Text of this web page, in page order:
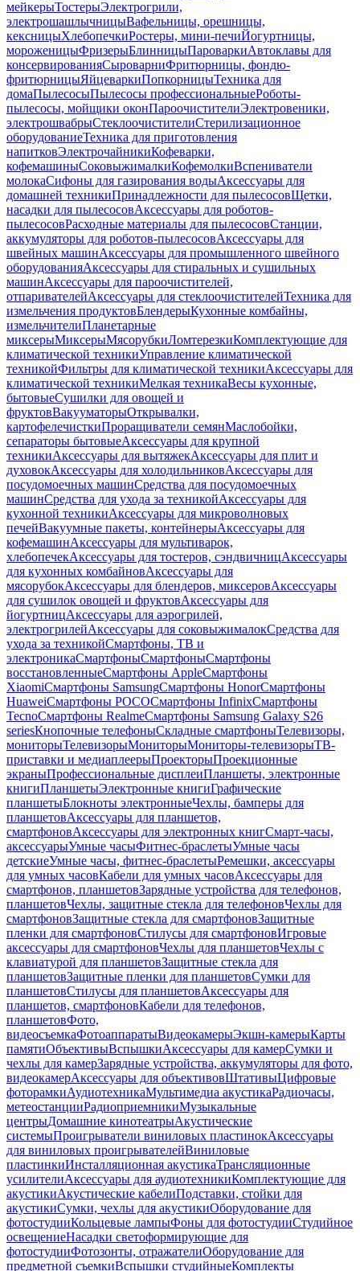
мейкерыТостерыЭлектрогрили,
электрошашлычницыВафельницы, орешницы,
кексницыХлебопечкиРостеры, мини-печиЙогуртницы,
мороженицыФризерыБлинницыПароваркиАвтоклавы для
консервированияСыроварниФритюрницы, фондю-
фритюрницыЯйцеваркиПопкорницыТехника для
домаПылесосыПылесосы профессиональныеРоботы-
пылесосы, мойщики оконПароочистителиЭлектровеники,
электрошвабрыСтеклоочистителиСтерилизационное
оборудованиеТехника для приготовления
напитковЭлектрочайникиКофеварки,
кофемашиныСоковыжималкиКофемолкиВспениватели
молокаСифоны для газирования водыАксессуары для
домашней техникиПринадлежности для пылесосовЩетки,
насадки для пылесосовАксессуары для роботов-
пылесосовРасходные материалы для пылесосовСтанции,
аккумуляторы для роботов-пылесосовАксессуары для
швейных машинАксессуары для промышленного швейного
оборудованияАксессуары для стиральных и сушильных
машинАксессуары для пароочистителей,
отпаривателейАксессуары для стеклоочистителейТехника для
измельчения продуктовБлендерыКухонные комбайны,
измельчителиПланетарные
миксерыМиксерыМясорубкиЛомтерезкиКомплектующие для
климатической техникиУправление климатической
техникойФильтры для климатической техникиАксессуары для
климатической техникиМелкая техникаВесы кухонные,
бытовыеСушилки для овощей и
фруктовВакууматорыОткрывалки,
картофелечисткиПроращиватели семянМаслобойки,
сепараторы бытовыеАксессуары для крупной
техникиАксессуары для вытяжекАксессуары для плит и
духовокАксессуары для холодильниковАксессуары для
посудомоечных машинСредства для посудомоечных
машинСредства для ухода за техникойАксессуары для
кухонной техникиАксессуары для микроволновых
печейВакуумные пакеты, контейнерыАксессуары для
кофемашинАксессуары для мультиварок,
хлебопечекАксессуары для тостеров, сэндвичницАксессуары
для кухонных комбайновАксессуары для
мясорубокАксессуары для блендеров, миксеровАксессуары
для сушилок овощей и фруктовАксессуары для
йогуртницАксессуары для аэрогрилей,
электрогрилейАксессуары для соковыжималокСредства для
ухода за техникойСмартфоны, ТВ и
электроникаСмартфоныСмартфоныСмартфоны
восстановленныеСмартфоны AppleСмартфоны
XiaomiСмартфоны SamsungСмартфоны HonorСмартфоны
HuaweiСмартфоны POCOСмартфоны InfinixСмартфоны
TecnoСмартфоны RealmeСмартфоны Samsung Galaxy S26
seriesКнопочные телефоныСкладные смартфоныТелевизоры,
мониторыТелевизорыМониторыМониторы-телевизорыТВ-
приставки и медиаплеерыПроекторыПроекционные
экраныПрофессиональные дисплеиПланшеты, электронные
книгиПланшетыЭлектронные книгиГрафические
планшетыБлокноты электронныеЧехлы, бамперы для
планшетовАксессуары для планшетов,
смартфоновАксессуары для электронных книгСмарт-часы,
аксессуарыУмные часыФитнес-браслетыУмные часы
детскиеУмные часы, фитнес-браслетыРемешки, аксессуары
для умных часовКабели для умных часовАксессуары для
смартфонов, планшетовЗарядные устройства для телефонов,
планшетовЧехлы, защитные стекла для телефоновЧехлы для
смартфоновЗащитные стекла для смартфоновЗащитные
пленки для смартфоновСтилусы для смартфоновИгровые
аксессуары для смартфоновЧехлы для планшетовЧехлы с
клавиатурой для планшетовЗащитные стекла для
планшетовЗащитные пленки для планшетовСумки для
планшетовСтилусы для планшетовАксессуары для
планшетов, смартфоновКабели для телефонов,
планшетовФото,
видеосъемкаФотоаппаратыВидеокамерыЭкшн-камерыКарты
памятиОбъективыВспышкиАксессуары для камерСумки и
чехлы для камерЗарядные устройства, аккумуляторы для фото,
видеокамерАксессуары для объективовШтативыЦифровые
фоторамкиАудиотехникаМультимедиа акустикаРадиочасы,
метеостанцииРадиоприемникиМузыкальные
центрыДомашние кинотеатрыАкустические
системыПроигрыватели виниловых пластинокАксессуары
для виниловых проигрывателейВиниловые
пластинкиИнсталляционная акустикаТрансляционные
усилителиАксессуары для аудиотехникиКомплектующие для
акустикиАкустические кабелиПодставки, стойки для
акустикиСумки, чехлы для акустикиОборудование для
фотостудииКольцевые лампыФоны для фотостудииСтудийное
освещениеНасадки светоформирующие для
фотостудииФотозонты, отражателиОборудование для
предметной съемкиВспышки студийныеКомплекты